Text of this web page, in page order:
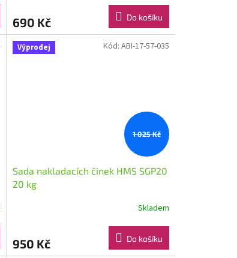
690 Kč Do košíku
Výprodej
1 025 Kč
Sada nakladacích činek HMS SGP20
20 kg
Skladem
950 Kč Do košíku
Kód: ABI-17-57-035